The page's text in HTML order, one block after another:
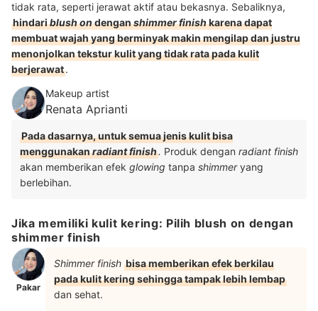
tidak rata, seperti jerawat aktif atau bekasnya. Sebaliknya,
hindariblush ondenganshimmer finishkarena dapat
membuat wajah yang berminyak makin mengilap dan justru
menonjolkan tekstur kulit yang tidak rata pada kulit
berjerawat.
Makeup artist
Renata Aprianti
Pada dasarnya, untuk semua jenis kulit bisa
menggunakanradiant finish. Produk dengan radiant finish
akan memberikan efek glowing tanpa shimmeryang
berlebihan.
Jika memiliki kulit kering: Pilih blush on dengan
shimmer finish
Pakar
Shimmer finish bisa memberikan efek berkilau
pada kulit kering sehingga tampak lebih lembap
dan sehat.